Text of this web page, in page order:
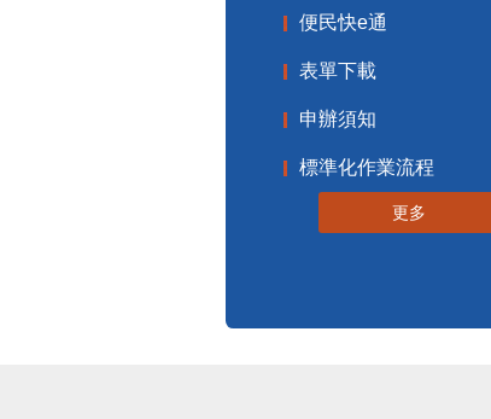
便民快e通
表單下載
申辦須知
標準化作業流程
更多